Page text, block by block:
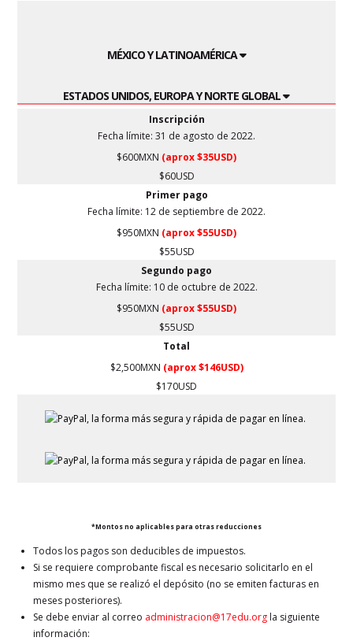
MÉXICO Y LATINOAMÉRICA
ESTADOS UNIDOS, EUROPA Y NORTE GLOBAL
Inscripción
Fecha límite: 31 de agosto de 2022.
$600MXN (aprox $35USD)
$60USD
Primer pago
Fecha límite: 12 de septiembre de 2022.
$950MXN (aprox $55USD)
$55USD
Segundo pago
Fecha límite: 10 de octubre de 2022.
$950MXN (aprox $55USD)
$55USD
Total
$2,500MXN (aprox $146USD)
$170USD
*Montos no aplicables para otras reducciones
Todos los pagos son deducibles de impuestos.
Si se requiere comprobante fiscal es necesario solicitarlo en el
mismo mes que se realizó el depósito (no se emiten facturas en
meses posteriores).
Se debe enviar al correo administracion@17edu.org la siguiente
información: